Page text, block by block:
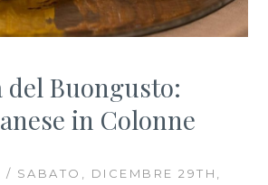
del Buongusto:
in Colonne
/ SABATO, DICEMBRE 29TH,